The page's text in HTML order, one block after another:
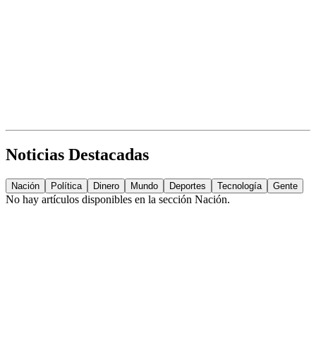
Noticias Destacadas
Nación Política Dinero Mundo Deportes Tecnología Gente
No hay artículos disponibles en la sección Nación.